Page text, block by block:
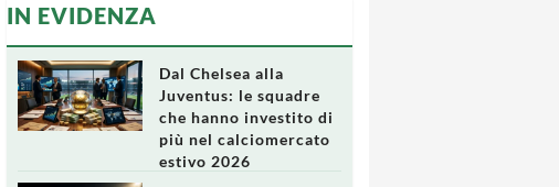
IN EVIDENZA
Dal Chelsea alla
Juventus: le squadre
che hanno investito di
più nel calciomercato
estivo 2026